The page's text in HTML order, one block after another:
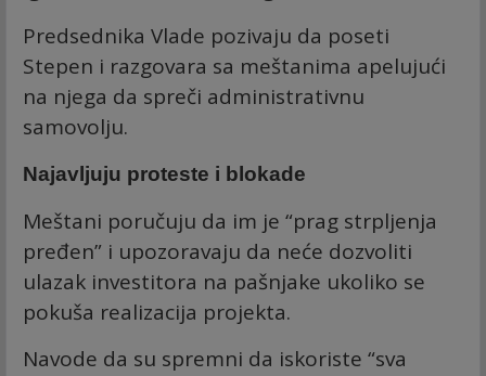
Predsednika Vlade pozivaju da poseti
Stepen i razgovara sa meštanima apelujući
na njega da spreči administrativnu
samovolju.
Najavljuju proteste i blokade
Meštani poručuju da im je “prag strpljenja
pređen” i upozoravaju da neće dozvoliti
ulazak investitora na pašnjake ukoliko se
pokuša realizacija projekta.
Navode da su spremni da iskoriste “sva